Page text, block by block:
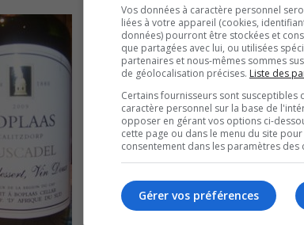
Vos données à caractère personnel
liées à votre appareil (cookies,
données) pourront être stockées et
que partagées avec lui, ou utilisées
partenaires et nous-mêmes sommes
de géolocalisation précises. Liste des
Certains fournisseurs sont susceptibles
caractère personnel sur la base de
opposer en gérant vos options ci-
cette page ou dans le menu du site
consentement dans les paramètres
Gérer vos préférences